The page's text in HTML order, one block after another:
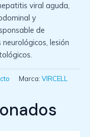
viral aguda,
y
de
lesión
Marca: VIRCELL